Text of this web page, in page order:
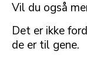
Vil du også
Det er ikke
de er til gene.